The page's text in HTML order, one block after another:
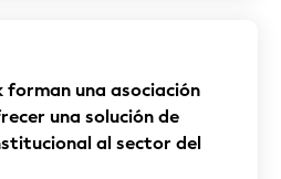
forman una asociación
una solución de
al sector del